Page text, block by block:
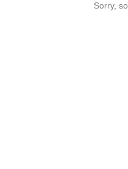
Sorry,